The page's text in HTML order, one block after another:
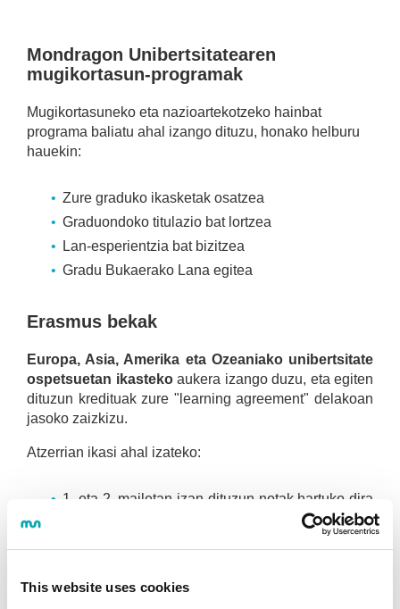
This website uses cookies
Mondragon Unibertsitatearen
mugikortasun-programak
Mugikortasuneko eta nazioartekotzeko hainbat
programa baliatu ahal izango dituzu, honako helburu
hauekin:
Zure graduko ikasketak osatzea
Graduondoko titulazio bat lortzea
Lan-esperientzia bat bizitzea
Gradu Bukaerako Lana egitea
Erasmus bekak
Europa, Asia, Amerika eta Ozeaniako unibertsitate
ospetsuetan ikastekoaukera izango duzu, eta egiten
dituzun kredituak zure "learning agreement" delakoan
jasoko zaizkizu.
Atzerrian ikasi ahal izateko:
1. eta 2. mailetan izan dituzun notak hartuko dira
Zure portaera baloratuko da.